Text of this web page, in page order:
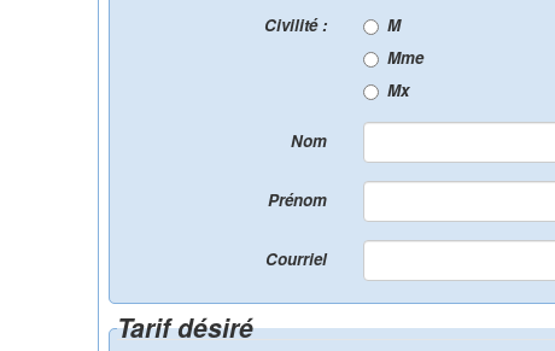
Civilité :
M
Mme
Mx
Nom
Prénom
Courriel
Tarif désiré